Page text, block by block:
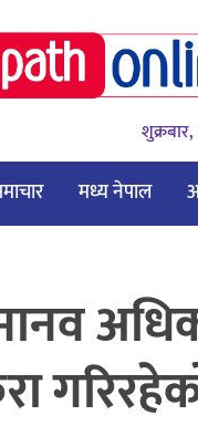
मध्य नेपाल